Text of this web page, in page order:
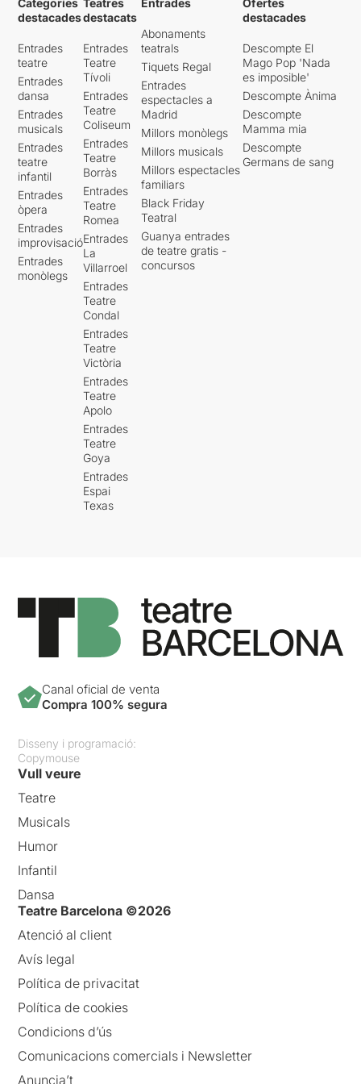
destacades
Entrades
teatre
Entrades
dansa
Entrades
musicals
Entrades
teatre
infantil
Entrades
òpera
Entrades
improvisació
Entrades
monòlegs
destacats
Entrades
Teatre
Tívoli
Entrades
Teatre
Coliseum
Entrades
Teatre
Borràs
Entrades
Teatre
Romea
Entrades
La
Villarroel
Entrades
Teatre
Condal
Entrades
Teatre
Victòria
Entrades
Teatre
Apolo
Entrades
Teatre
Goya
Entrades
Espai
Texas
Abonaments
teatrals
Tiquets Regal
Entrades
espectacles a
Madrid
Millors monòlegs
Millors musicals
Millors espectacles
familiars
Black Friday
Teatral
Guanya entrades
de teatre gratis -
concursos
destacades
Descompte El
Mago Pop 'Nada
es imposible'
Descompte Ànima
Descompte
Mamma mia
Descompte
Germans de sang
Canal oficial de venta
Compra 100% segura
Disseny i programació:
Copymouse
Vull veure
Teatre
Musicals
Humor
Infantil
Dansa
Teatre Barcelona ©2026
Atenció al client
Avís legal
Política de privacitat
Política de cookies
Condicions d’ús
Comunicacions comercials i Newsletter
Anuncia’t